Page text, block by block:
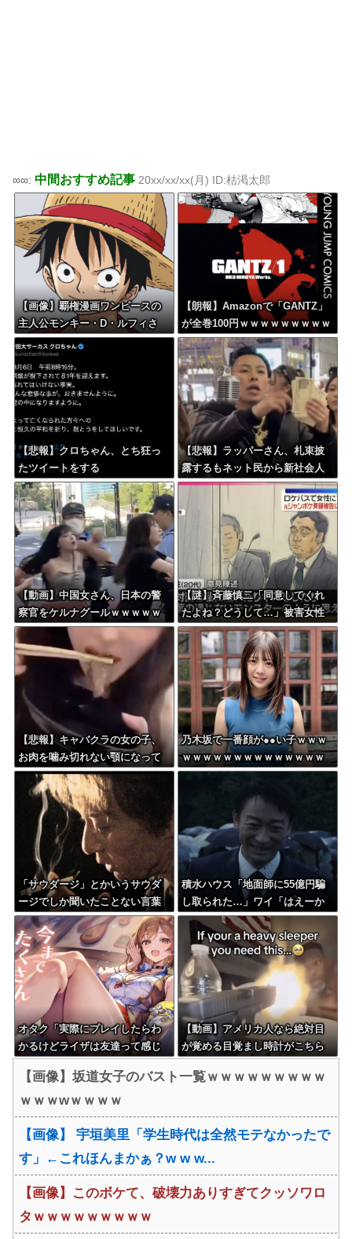
∞∞: 中間おすすめ記事 20xx/xx/xx(月) ID:枯渇太郎
【画像】覇権漫画ワンピースの
主人公モンキー・D・ルフィさ
ん、変わり果てた姿で発見され
る・・・
【朗報】Amazonで「GANTZ」
が全巻100円ｗｗｗｗｗｗｗｗｗ
ｗ
【悲報】クロちゃん、とち狂っ
たツイートをする
【悲報】ラッパーさん、札束披
露するもネット民から新社会人
の初ボーナスくらいしかないと
笑われる
【動画】中国女さん、日本の警
察官をケルナグールｗｗｗｗｗ
ｗｗｗｗｗｗｗｗｗｗｗｗｗ
【謎】斉藤慎二「同意してくれ
たよね？どうして…」被害女性
「彼は言葉が通じないモンスタ
ー」
【悲報】キャバクラの女の子、
お肉を噛み切れない顎になって
しまう・・・
乃木坂で一番顔が●●い子ｗｗｗ
ｗｗｗｗｗｗｗｗｗｗｗｗｗｗ
ｗｗ
「サウダージ」とかいうサウダ
ージでしか聞いたことない言葉
ｗｗｗｗｗｗｗｗ
積水ハウス「地面師に55億円騙
し取られた…」ワイ「はえーか
わいそう…会社滅茶苦茶やろな
ぁ」→
オタク「実際にプレイしたらわ
かるけどライザは友達って感じ
これｗ
【動画】アメリカ人なら絶対目
が覚める目覚まし時計がこちら
【画像】坂道女子のバスト一覧ｗｗｗｗｗｗｗｗｗ
ｗｗｗwｗｗｗｗ
【画像】 宇垣美里「学生時代は全然モテなかったで
す」←これほんまかぁ？w w w...
【画像】このボケて、破壊力ありすぎてクッソワロ
タｗｗｗｗｗｗｗｗｗ